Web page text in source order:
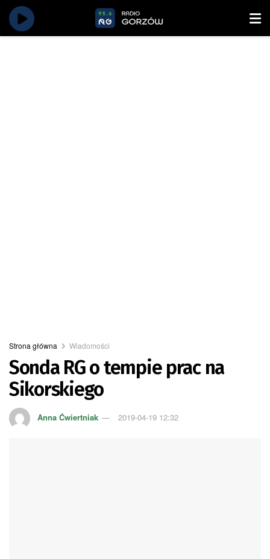
Strona główna Wiadomości
Sonda RG o tempie prac na
Sikorskiego
Anna Ćwiertniak 2019-04-19 12:32